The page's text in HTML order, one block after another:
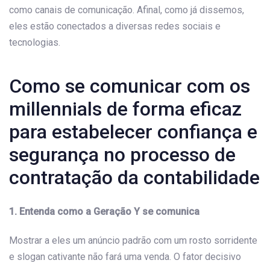
como canais de comunicação. Afinal, como já dissemos,
eles estão conectados a diversas redes sociais e
tecnologias.
Como se comunicar com os
millennials de forma eficaz
para estabelecer confiança e
segurança no processo de
contratação da contabilidade
1. Entenda como a Geração Y se comunica
Mostrar a eles um anúncio padrão com um rosto sorridente
e slogan cativante não fará uma venda. O fator decisivo